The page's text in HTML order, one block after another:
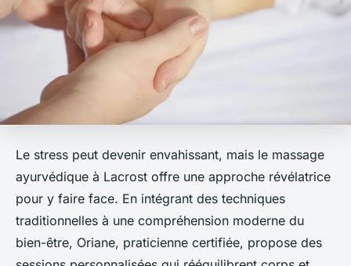
Le stress peut devenir envahissant, mais le massage
ayurvédique à Lacrost offre une approche révélatrice
pour y faire face. En intégrant des techniques
traditionnelles à une compréhension moderne du
bien-être, Oriane, praticienne certifiée, propose des